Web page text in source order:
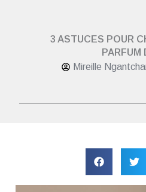
3 ASTUCES POUR
PARFUM
Mireille